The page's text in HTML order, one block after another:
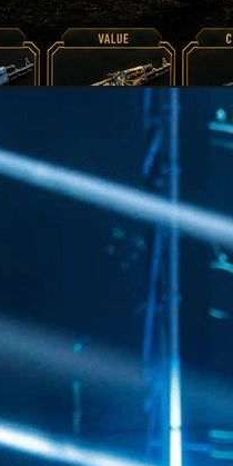
제작:Michael
조정과 IEM 쾰른 우승
른 2026에서 밝힌 전술 조
앞둔 마지막 도전, 그리고
습니다.